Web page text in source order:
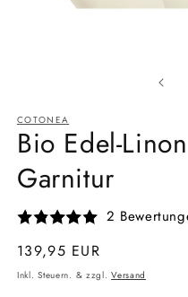
COTONEA
Bio Edel-
Garnitur
2
Normaler
Preis
139,95 EUR
Inkl. Steuern. & zzgl.Versand